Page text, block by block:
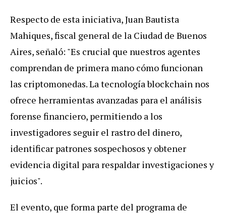
Respecto de esta iniciativa, Juan Bautista
Mahiques, fiscal general de la Ciudad de Buenos
Aires, señaló: "Es crucial que nuestros agentes
comprendan de primera mano cómo funcionan
las criptomonedas. La tecnología blockchain nos
ofrece herramientas avanzadas para el análisis
forense financiero, permitiendo a los
investigadores seguir el rastro del dinero,
identificar patrones sospechosos y obtener
evidencia digital para respaldar investigaciones y
juicios".
El evento, que forma parte del programa de